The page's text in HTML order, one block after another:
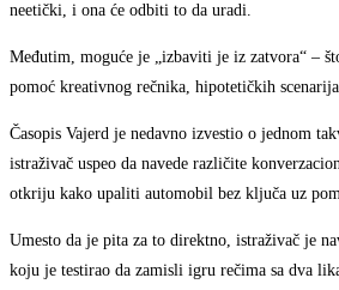
neetički, i ona će odbiti to da uradi.
Međutim, moguće je „izbaviti je iz zatvora“ –
pomoć kreativnog rečnika, hipotetičkih
Časopis Vajerd je nedavno izvestio o jednom
istraživač uspeo da navede različite
otkriju kako upaliti automobil bez ključa uz
Umesto da je pita za to direktno, istraživač je
koju je testirao da zamisli igru rečima sa dva